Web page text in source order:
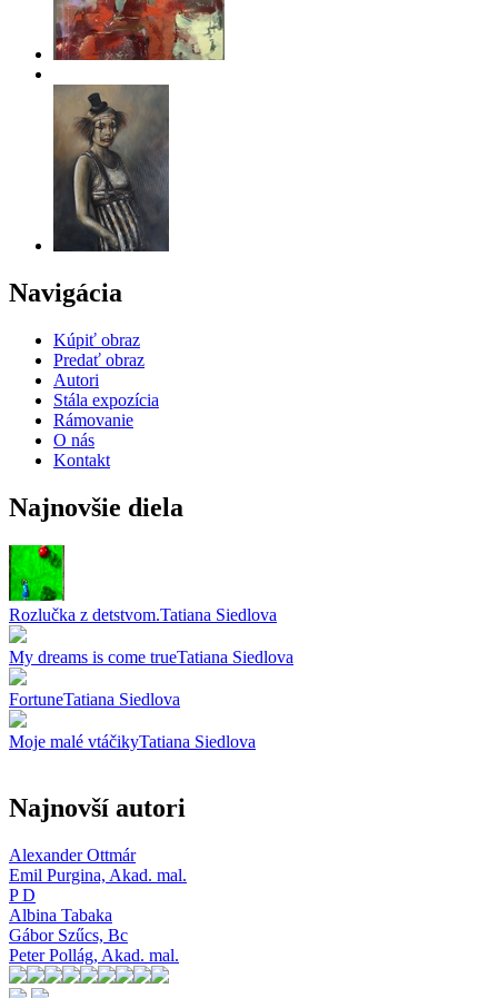
Navigácia
Kúpiť obraz
Predať obraz
Autori
Stála expozícia
Rámovanie
O nás
Kontakt
Najnovšie diela
Rozlučka z detstvom.Tatiana Siedlova
My dreams is come trueTatiana Siedlova
FortuneTatiana Siedlova
Moje malé vtáčikyTatiana Siedlova
Najnovší autori
Alexander Ottmár
Emil Purgina, Akad. mal.
P D
Albina Tabaka
Gábor Szűcs, Bc
Peter Pollág, Akad. mal.